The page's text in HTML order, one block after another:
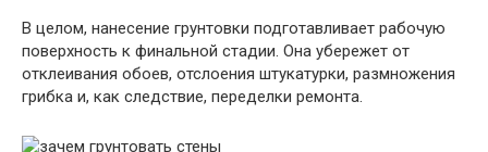
В целом, нанесение грунтовки подготавливает рабочую
поверхность к финальной стадии. Она убережет от
отклеивания обоев, отслоения штукатурки, размножения
грибка и, как следствие, переделки ремонта.